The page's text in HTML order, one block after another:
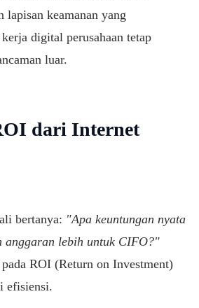
lapisan keamanan yang
digital perusahaan tetap
luar.
dari Internet
bertanya: "Apa keuntungan nyata
anggaran lebih untuk CIFO?"
ROI (Return on Investment)
efisiensi.